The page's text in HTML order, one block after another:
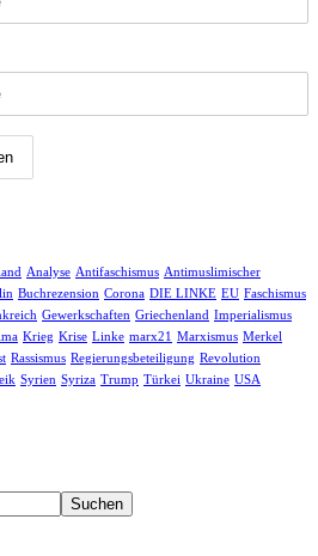
Analyse Antifaschismus Antimuslimischer
Buchrezension Corona DIE LINKE EU Faschismus
Gewerkschaften Griechenland Imperialismus
Krieg Krise Linke marx21 Marxismus Merkel
Rassismus Regierungsbeteiligung Revolution
Syrien Syriza Trump Türkei Ukraine USA
Suchen